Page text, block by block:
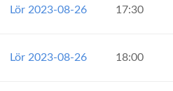
Lör 2023-08-26 17:30
Lör 2023-08-26 18:00